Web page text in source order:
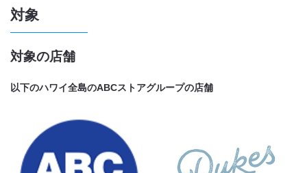
対象
対象の店舗
以下のハワイ全島のABCストアグループの店舗